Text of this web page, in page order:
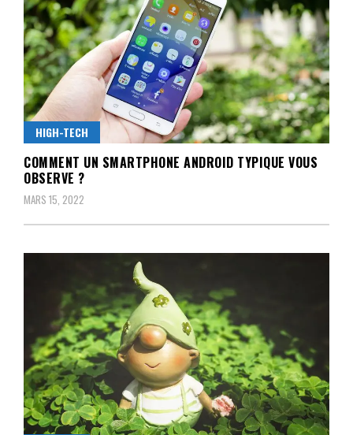
HIGH-TECH
COMMENT UN SMARTPHONE ANDROID TYPIQUE VOUS
OBSERVE ?
MARS 15, 2022